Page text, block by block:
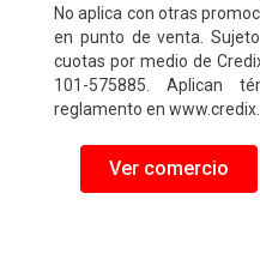
No aplica con otras
en punto de venta.
cuotas por medio de
101-575885. Aplican
reglamento en
Ver comercio